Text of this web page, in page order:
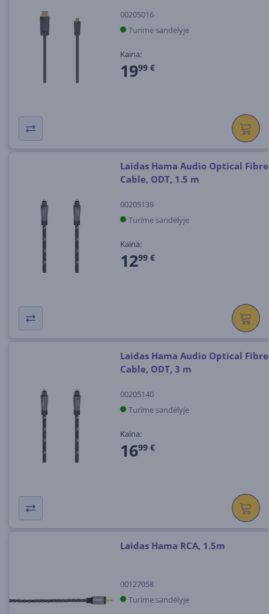
00205016
Turime sandėlyje
Kaina:
1999 €
Laidas Hama Audio Optical Fibre
Cable, ODT, 1.5 m
00205139
Turime sandėlyje
Kaina:
1299 €
Laidas Hama Audio Optical Fibre
Cable, ODT, 3 m
00205140
Turime sandėlyje
Kaina:
1699 €
Laidas Hama RCA, 1.5m
00127058
Turime sandėlyje